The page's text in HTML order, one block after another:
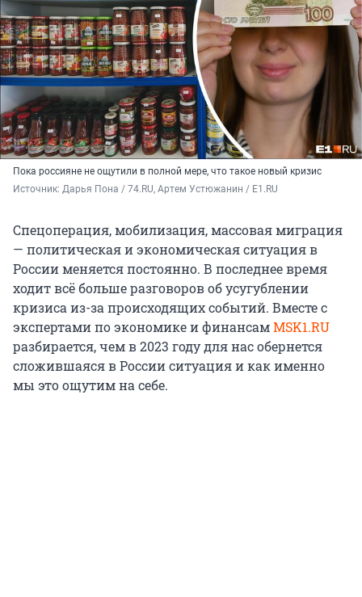
Пока россияне не ощутили в полной мере, что такое новый кризис
Источник: Дарья Пона / 74.RU, Артем Устюжанин / E1.RU
Спецоперация, мобилизация, массовая миграция
— политическая и экономическая ситуация в
России меняется постоянно. В последнее время
ходит всё больше разговоров об усугублении
кризиса из-за происходящих событий. Вместе с
экспертами по экономике и финансамMSK1.RU
разбирается, чем в 2023 году для нас обернется
сложившаяся в России ситуация и как именно
мы это ощутим на себе.